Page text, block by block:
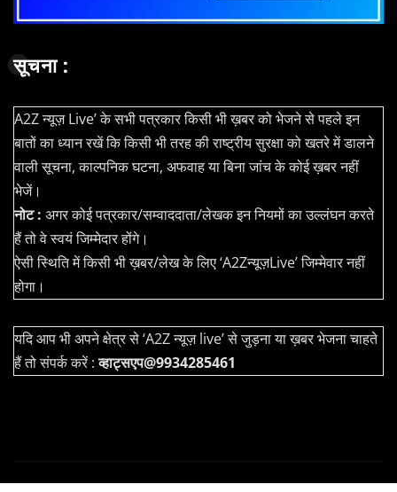
सूचना :
A2Z न्यूज़ Live’ के सभी पत्रकार किसी भी ख़बर को भेजने से पहले इन
बातों का ध्यान रखें कि किसी भी तरह की राष्ट्रीय सुरक्षा को खतरे में डालने
वाली सूचना, काल्पनिक घटना, अफवाह या बिना जांच के कोई ख़बर नहीं
भेजें।
नोट : अगर कोई पत्रकार/सम्वाददाता/लेखक इन नियमों का उल्लंघन करते
हैं तो वे स्वयं जिम्मेदार होंगे।
ऐसी स्थिति में किसी भी ख़बर/लेख के लिए ‘A2Zन्यूज़Live’ जिम्मेवार नहीं
होगा।
यदि आप भी अपने क्षेत्र से ‘A2Z न्यूज़ live’ से जुड़ना या ख़बर भेजना चाहते
हैं तो संपर्क करें :व्हाट्सएप@9934285461